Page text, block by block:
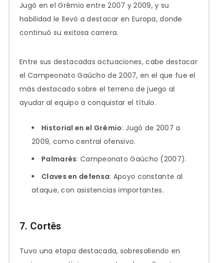
Jugó en el Grêmio entre 2007 y 2009, y su
habilidad le llevó a destacar en Europa, donde
continuó su exitosa carrera.
Entre sus destacadas actuaciones, cabe destacar
el Campeonato Gaúcho de 2007, en el que fue el
más destacado sobre el terreno de juego al
ayudar al equipo a conquistar el título.
Historial en el Grêmio: Jugó de 2007 a
2009, como central ofensivo.
Palmarés: Campeonato Gaúcho (2007).
Claves en defensa: Apoyo constante al
ataque, con asistencias importantes.
7. Cortês
Tuvo una etapa destacada, sobresaliendo en